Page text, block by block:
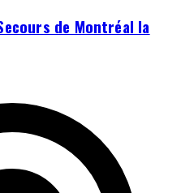
de Montréal la